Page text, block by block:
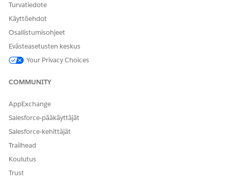
Turvatiedote
Käyttöehdot
Osallistumisohjeet
Evästeasetusten keskus
Your Privacy Choices
COMMUNITY
AppExchange
Salesforce-pääkäyttäjät
Salesforce-kehittäjät
Trailhead
Koulutus
Trust